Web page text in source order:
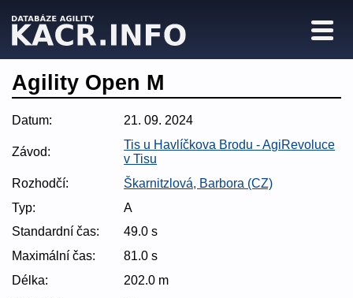
Agility Open M
Datum: 21. 09. 2024
Závod:
Tis u Havlíčkova Brodu - AgiRevoluce
v Tisu
Rozhodčí:
Škarnitzlová, Barbora (CZ)
Typ:
A
Standardní čas:
49.0 s
Maximální čas:
81.0 s
Délka:
202.0 m